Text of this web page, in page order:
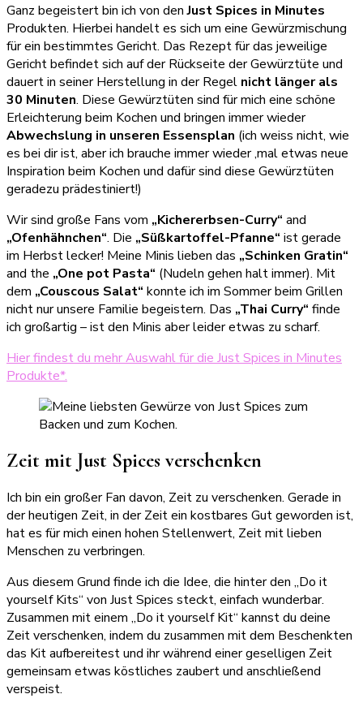
Ganz begeistert bin ich von denJust Spices in Minutes
Produkten. Hierbei handelt es sich um eine Gewürzmischung
für ein bestimmtes Gericht. Das Rezept für das jeweilige
Gericht befindet sich auf der Rückseite der Gewürztüte und
dauert in seiner Herstellung in der Regel nicht länger als
30 Minuten. Diese Gewürztüten sind für mich eine schöne
Erleichterung beim Kochen und bringen immer wieder
Abwechslung in unseren Essensplan (ich weiss nicht, wie
es bei dir ist, aber ich brauche immer wieder ‚mal etwas neue
Inspiration beim Kochen und dafür sind diese Gewürztüten
geradezu prädestiniert!)
Wir sind große Fans vom „Kichererbsen-Curry“ and
„Ofenhähnchen“. Die „Süßkartoffel-Pfanne“ ist gerade
im Herbst lecker! Meine Minis lieben das „Schinken Gratin“
and the „One pot Pasta“ (Nudeln gehen halt immer). Mit
dem „Couscous Salat“ konnte ich im Sommer beim Grillen
nicht nur unsere Familie begeistern. Das „Thai Curry“ finde
ich großartig – ist den Minis aber leider etwas zu scharf.
Hier findest du mehr Auswahl für die Just Spices in Minutes
Produkte*.
Zeit mit Just Spices verschenken
Ich bin ein großer Fan davon, Zeit zu verschenken. Gerade in
der heutigen Zeit, in der Zeit ein kostbares Gut geworden ist,
hat es für mich einen hohen Stellenwert, Zeit mit lieben
Menschen zu verbringen.
Aus diesem Grund finde ich die Idee, die hinter den „Do it
yourself Kits“ von Just Spices steckt, einfach wunderbar.
Zusammen mit einem „Do it yourself Kit“ kannst du deine
Zeit verschenken, indem du zusammen mit dem Beschenkten
das Kit aufbereitest und ihr während einer geselligen Zeit
gemeinsam etwas köstliches zaubert und anschließend
verspeist.